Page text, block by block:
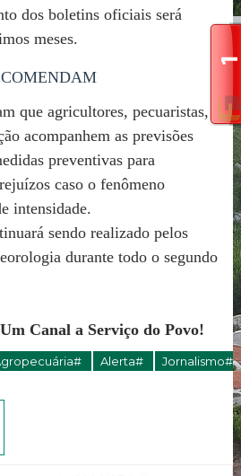
dos boletins oficiais será
meses.
que agricultores, pecuaristas,
acompanhem as previsões
preventivas para
caso o fenômeno
intensidade.
sendo realizado pelos
durante todo o segundo
Canal a Serviço do Povo!
Alerta#
Jornalismo#